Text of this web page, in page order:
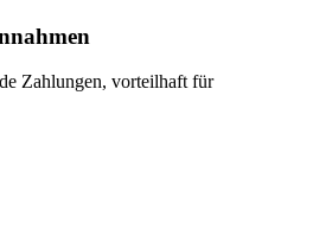
Zahlungen, vorteilhaft für